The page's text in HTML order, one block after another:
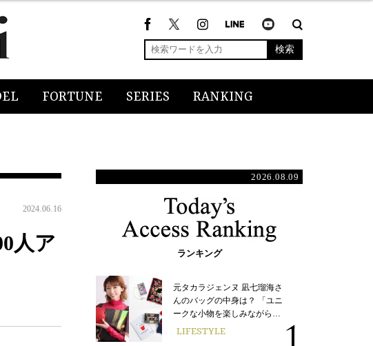
検索
FORTUNE SERIES RANKING
2024.06.16
人ア
2026.08.09
ランキング
元タカラジェンヌ 凪七瑠海さ
んのバッグの中身は？ 「ユニ
ークな小物を楽しみながら…
LIFESTYLE